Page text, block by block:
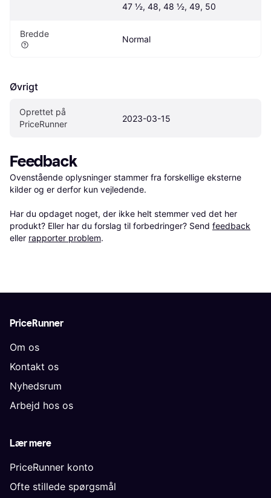
47 ½, 48, 48 ½, 49, 50
Bredde
Normal
Øvrigt
Oprettet på
PriceRunner
2023-03-15
Feedback
Ovenstående oplysninger stammer fra forskellige eksterne
kilder og er derfor kun vejledende.
Har du opdaget noget, der ikke helt stemmer ved det her
produkt? Eller har du forslag til forbedringer? Send feedback
eller rapporter problem.
PriceRunner
Om os
Kontakt os
Nyhedsrum
Arbejd hos os
Lær mere
PriceRunner konto
Ofte stillede spørgsmål